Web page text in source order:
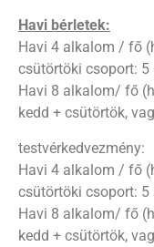
Havi bérletek:
Havi 4 alkalom / fő
csütörtöki csoport:
Havi 8 alkalom/ fő
kedd + csütörtök,
testvérkedvezmény:
Havi 4 alkalom / fő
csütörtöki csoport:
Havi 8 alkalom/ fő
kedd + csütörtök,